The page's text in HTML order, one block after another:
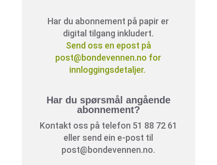
Har du abonnement på papir er
digital tilgang inkludert.
Send oss en epost på
post@bondevennen.no for
innloggingsdetaljer.
Har du spørsmål angående
abonnement?
Kontakt oss på telefon 51 88 72 61
eller send ein e-post til
post@bondevennen.no.